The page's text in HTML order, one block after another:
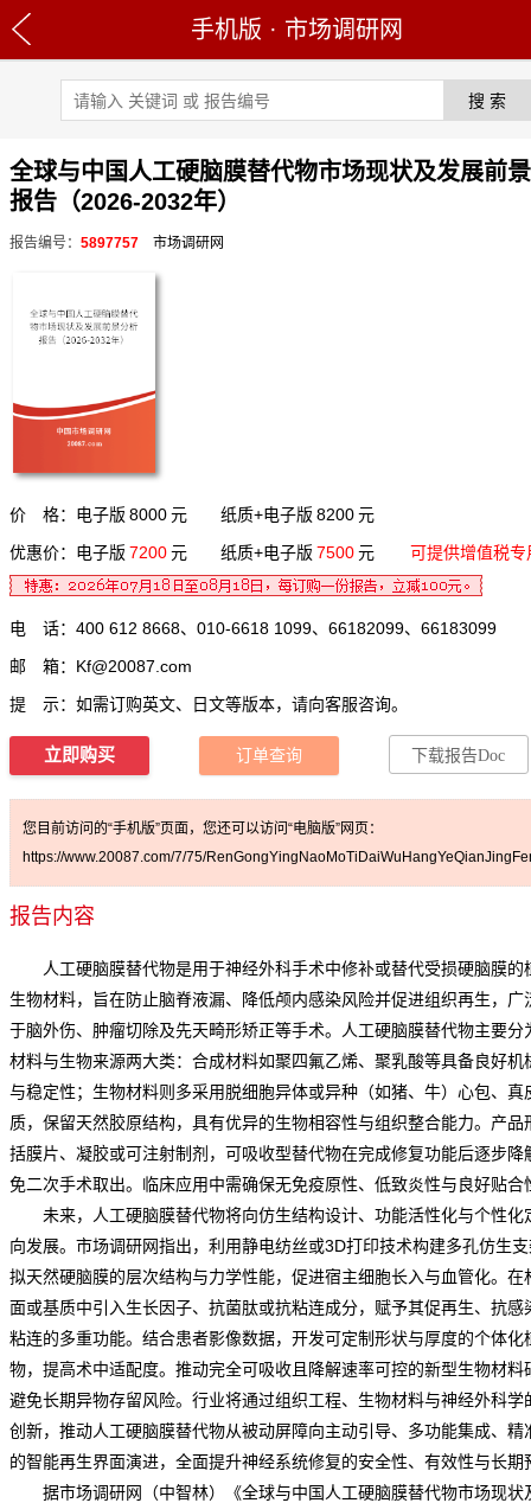
手机版 · 市场调研网
全球与中国人工硬脑膜替代物市场现状及发展前
报告（2026-2032年）
报告编号： 5897757 市场调研网
价 格：电子版 8000 元 纸质+电子版 8200 元
优惠价：电子版 7200 元 纸质+电子版 7500 元 可提供增值税专
电 话：400 612 8668、010-6618 1099、66182099、66183099
邮 箱： Kf@20087.com
提 示：如需订购英文、日文等版本，请向客服咨询。
立即购买 订单查询 下载报告Doc
您目前访问的“手机版”页面，您还可以访问“电脑版”网页：
https://www.20087.com/7/75/
报告内容
人工硬脑膜替代物是用于神经外科手术中修补或替代受损硬脑膜的
生物材料，旨在防止脑脊液漏、降低颅内感染风险并促进组织再生，广
于脑外伤、肿瘤切除及先天畸形矫正等手术。人工硬脑膜替代物主要分
材料与生物来源两大类：合成材料如聚四氟乙烯、聚乳酸等具备良好机
与稳定性；生物材料则多采用脱细胞异体或异种（如猪、牛）心包、真
质，保留天然胶原结构，具有优异的生物相容性与组织整合能力。产品
括膜片、凝胶或可注射制剂，可吸收型替代物在完成修复功能后逐步降
免二次手术取出。临床应用中需确保无免疫原性、低致炎性与良好贴合
未来，人工硬脑膜替代物将向仿生结构设计、功能活性化与个性化
向发展。 市场调研网指出，利用静电纺丝或3D打印技术构建多孔仿生
拟天然硬脑膜的层次结构与力学性能，促进宿主细胞长入与血管化。在
面或基质中引入生长因子、抗菌肽或抗粘连成分，赋予其促再生、抗感
粘连的多重功能。结合患者影像数据，开发可定制形状与厚度的个体化
物，提高术中适配度。推动完全可吸收且降解速率可控的新型生物材料
避免长期异物存留风险。行业将通过组织工程、生物材料与神经外科学
创新，推动人工硬脑膜替代物从被动屏障向主动引导、多功能集成、精
的智能再生界面演进，全面提升神经系统修复的安全性、有效性与长期
据市场调研网（中智林）《全球与中国人工硬脑膜替代物市场现状